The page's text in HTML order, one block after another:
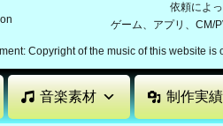
依頼によ
ゲーム、アプリ、CM/
Copyright of the music of this website
音楽素材 制作実績